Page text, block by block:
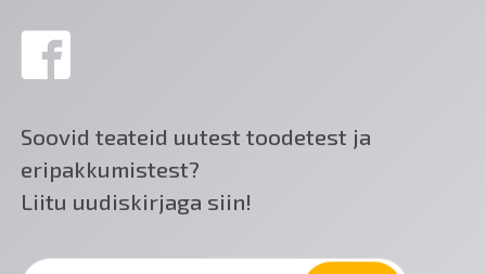
Soovid teateid uutest toodetest ja
eripakkumistest?
Liitu uudiskirjaga siin!